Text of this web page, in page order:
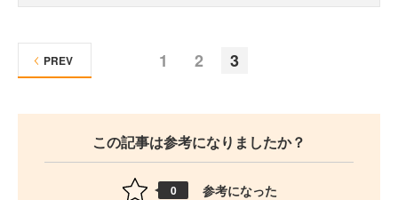
1 2 3
PREV
この記事は参考になりましたか？
0 参考になった